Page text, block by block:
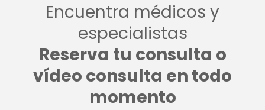
Encuentra médicos y
especialistas
Reserva tu consulta o
vídeo consulta en todo
momento